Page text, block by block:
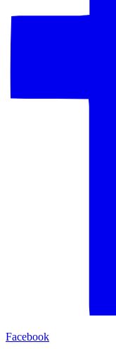
Facebook